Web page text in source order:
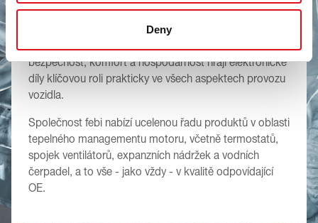
Deny
bezpečnost, komfort a hospodárnost hrají elektronické
díly klíčovou roli prakticky ve všech aspektech provozu
vozidla.
Společnost febi nabízí ucelenou řadu produktů v oblasti
tepelného managementu motoru, včetně termostatů,
spojek ventilátorů, expanzních nádržek a vodních
čerpadel, a to vše - jako vždy - v kvalitě odpovídající
OE.